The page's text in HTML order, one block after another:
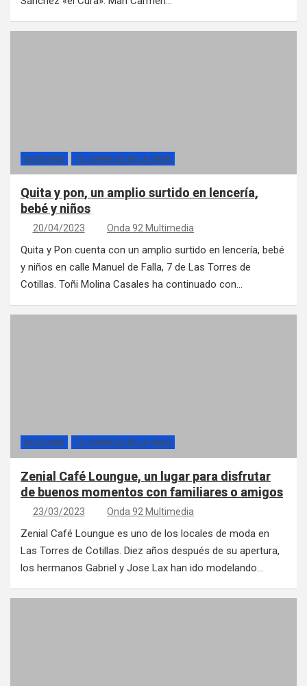
SECCIONES TU COMERCIO EN LA ONDA
Quita y pon, un amplio surtido en lencería,
bebé y niños
20/04/2023 Onda 92 Multimedia
Quita y Pon cuenta con un amplio surtido en lencería, bebé
y niños en calle Manuel de Falla, 7 de Las Torres de
Cotillas. Toñi Molina Casales ha continuado con…
SECCIONES TU COMERCIO EN LA ONDA
Zenial Café Loungue, un lugar para disfrutar
de buenos momentos con familiares o amigos
23/03/2023 Onda 92 Multimedia
Zenial Café Loungue es uno de los locales de moda en
Las Torres de Cotillas. Diez años después de su apertura,
los hermanos Gabriel y Jose Lax han ido modelando…